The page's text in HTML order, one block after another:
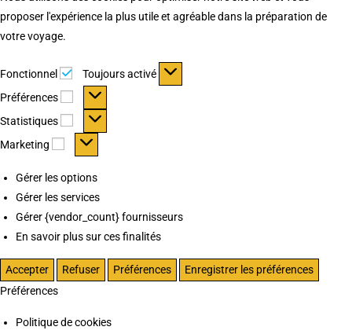
proposer l'expérience la plus utile et agréable dans la préparation de
votre voyage.
Fonctionnel Fonctionnel
Toujours activé
Préférences
Préférences
Statistiques Statistiques
Marketing Marketing
Gérer les options
Gérer les services
Gérer {vendor_count} fournisseurs
En savoir plus sur ces finalités
Accepter Refuser Préférences
Enregistrer les préférences
Préférences
Politique de cookies